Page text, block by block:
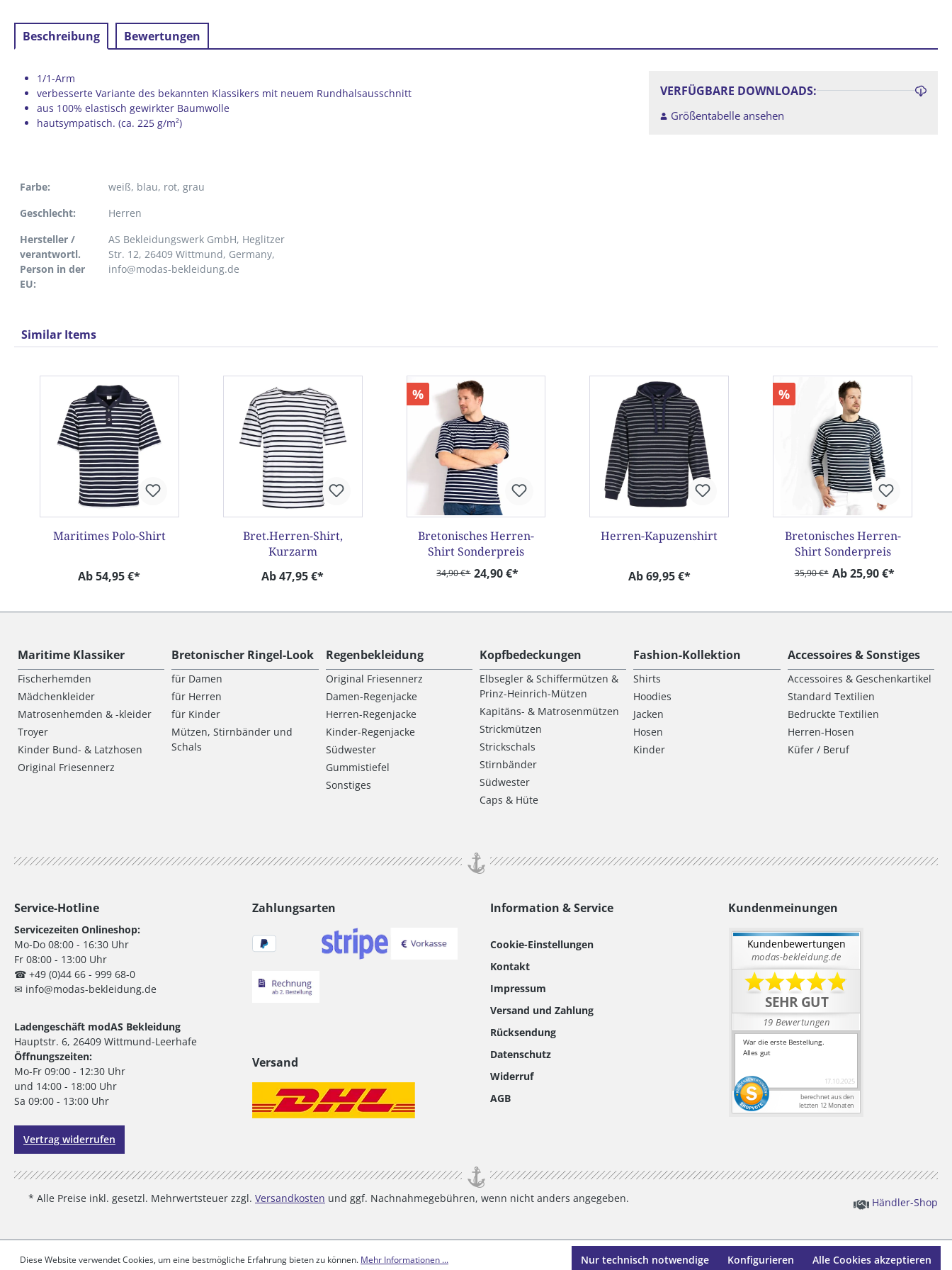
Beschreibung Bewertungen
1/1-Arm
verbesserte Variante des bekannten Klassikers mit neuem Rundhalsausschnitt
aus 100% elastisch gewirkter Baumwolle
hautsympatisch. (ca. 225 g/m²)
Farbe: weiß, blau, rot, grau
Geschlecht:
Herren
Hersteller /
verantwortl.
Person in der
EU:
AS Bekleidungswerk GmbH, Heglitzer
Str. 12, 26409 Wittmund, Germany,
info@modas-bekleidung.de
VERFÜGBARE DOWNLOADS:
Größentabelle ansehen
Similar Items
Maritimes Polo-Shirt
Ab 54,95 €*
Bret.Herren-Shirt,
Kurzarm
Ab 47,95 €*
%
Bretonisches Herren-
Shirt Sonderpreis
34,90 €* 24,90 €*
Herren-Kapuzenshirt
Ab 69,95 €*
%
Bretonisches Herren-
Shirt Sonderpreis
35,90 €* Ab 25,90 €*
Maritime Klassiker
Fischerhemden
Mädchenkleider
Matrosenhemden & -kleider
Troyer
Kinder Bund- & Latzhosen
Original Friesennerz
Bretonischer Ringel-Look
für Damen
für Herren
für Kinder
Mützen, Stirnbänder und
Schals
Regenbekleidung
Original Friesennerz
Damen-Regenjacke
Herren-Regenjacke
Kinder-Regenjacke
Südwester
Gummistiefel
Sonstiges
Kopfbedeckungen
Elbsegler & Schiffermützen &
Prinz-Heinrich-Mützen
Kapitäns- & Matrosenmützen
Strickmützen
Strickschals
Stirnbänder
Südwester
Caps & Hüte
Fashion-Kollektion
Shirts
Hoodies
Jacken
Hosen
Kinder
Accessoires & Sonstiges
Accessoires & Geschenkartikel
Standard Textilien
Bedruckte Textilien
Herren-Hosen
Küfer / Beruf
Service-Hotline
Servicezeiten Onlineshop:
Mo-Do 08:00 - 16:30 Uhr
Fr 08:00 - 13:00 Uhr
☎ +49 (0)44 66 - 999 68-0
✉ info@modas-bekleidung.de
Ladengeschäft modAS Bekleidung
Hauptstr. 6, 26409 Wittmund-Leerhafe
Öffnungszeiten:
Mo-Fr 09:00 - 12:30 Uhr
und 14:00 - 18:00 Uhr
Sa 09:00 - 13:00 Uhr
Vertrag widerrufen
Zahlungsarten
Versand
Information & Service
Cookie-Einstellungen
Kontakt
Impressum
Versand und Zahlung
Rücksendung
Datenschutz
Widerruf
AGB
Kundenmeinungen
* Alle Preise inkl. gesetzl. Mehrwertsteuer zzgl. Versandkosten und ggf. Nachnahmegebühren, wenn nicht anders angegeben. Händler-Shop
Diese Website verwendet Cookies, um eine bestmögliche Erfahrung bieten zu können. Mehr Informationen ... Nur technisch notwendige Konfigurieren Alle Cookies akzeptieren